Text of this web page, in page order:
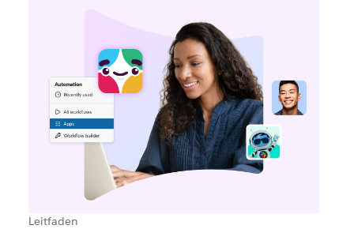
Leitfaden